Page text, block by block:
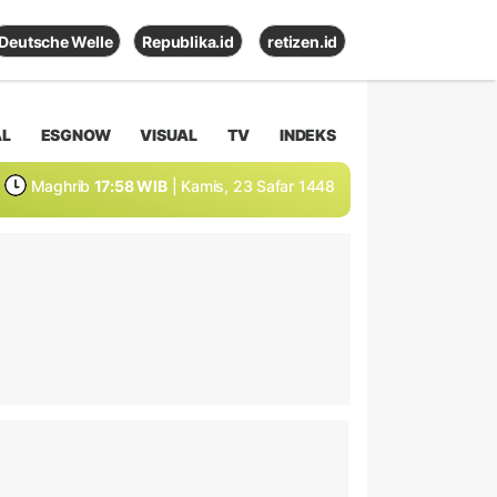
Deutsche Welle Republika.id retizen.id
ESGNOW VISUAL TV INDEKS
Maghrib 17:58 WIB | Kamis, 23 Safar 1448